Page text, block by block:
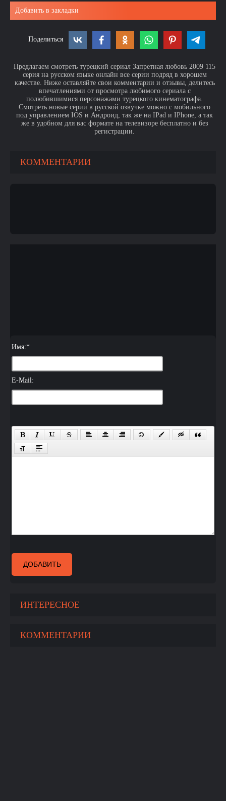
Добавить в закладки
Поделиться
Предлагаем смотреть турецкий сериал Запретная любовь 2009 115
серия на русском языке онлайн все серии подряд в хорошем
качестве. Ниже оставляйте свои комментарии и отзывы, делитесь
впечатлениями от просмотра любимого сериала с
полюбившимися персонажами турецкого кинематографа.
Смотреть новые серии в русской озвучке можно с мобильного
под управлением IOS и Андроид, так же на IPad и IPhone, а так
же в удобном для вас формате на телевизоре бесплатно и без
регистрации.
КОММЕНТАРИИ
Имя:*
E-Mail:
ДОБАВИТЬ
ИНТЕРЕСНОЕ
КОММЕНТАРИИ